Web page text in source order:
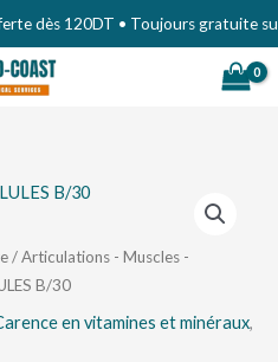
dès 120DT • Toujours gratuite sur le
/Articulations - Muscles -
B/30
en vitamines et minéraux,